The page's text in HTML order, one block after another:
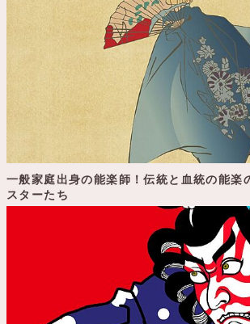
一般家庭出身の能楽師！伝統と血統の能楽
スターたち